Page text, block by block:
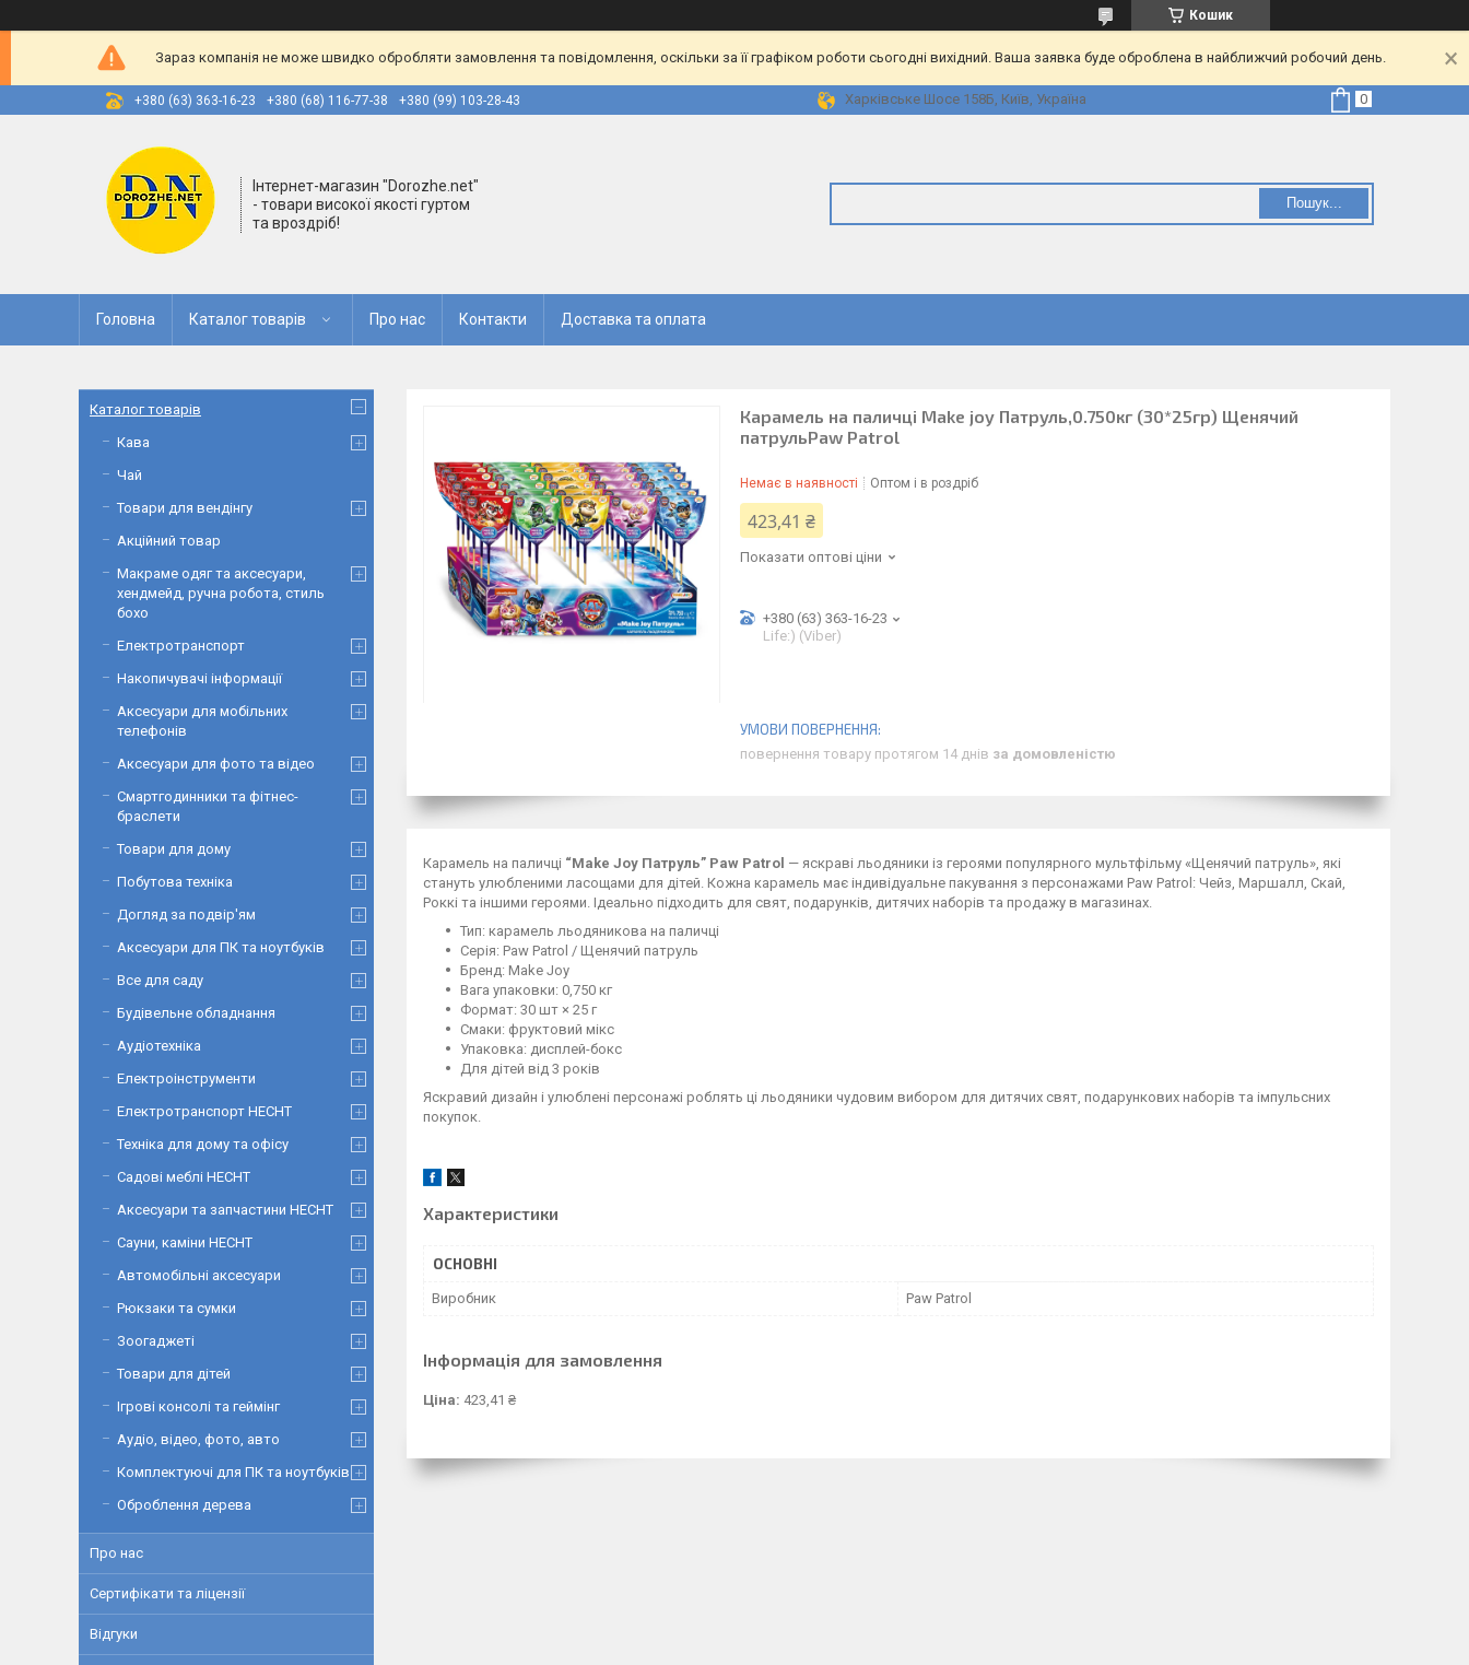
Кошик
Зараз компанія не може швидко обробляти замовлення та повідомлення, оскільки за її графіком роботи сьогодні вихідний. Ваша заявка буде оброблена в найближчий робочий день.
+380 (63) 363-16-23 +380 (68) 116-77-38 +380 (99) 103-28-43 Харківське Шосе 158Б, Київ, Україна
Інтернет-магазин "Dorozhe.net"
- товари високої якості гуртом
та вроздріб!
Пошук...
Головна Каталог товарів Про нас Контакти Доставка та оплата
Карамель на паличці Make joy Патруль,0.750кг (30*25гр) Щенячий
патрульPaw Patrol
Немає в наявності Оптом і в роздріб
423,41 ₴
Показати оптові ціни
+380 (63) 363-16-23
Life:) (Viber)
повернення товару протягом 14 днів за домовленістю
Карамель на паличці “Make Joy Патруль” Paw Patrol — яскраві льодяники із героями популярного мультфільму «Щенячий патруль», які
стануть улюбленими ласощами для дітей. Кожна карамель має індивідуальне пакування з персонажами Paw Patrol: Чейз, Маршалл, Скай,
Роккі та іншими героями. Ідеально підходить для свят, подарунків, дитячих наборів та продажу в магазинах.
Тип: карамель льодяникова на паличці
Серія: Paw Patrol / Щенячий патруль
Бренд: Make Joy
Вага упаковки: 0,750 кг
Формат: 30 шт × 25 г
Смаки: фруктовий мікс
Упаковка: дисплей-бокс
Для дітей від 3 років
Яскравий дизайн і улюблені персонажі роблять ці льодяники чудовим вибором для дитячих свят, подарункових наборів та імпульсних
покупок.
Характеристики
ОСНОВНІ
Виробник Paw Patrol
Інформація для замовлення
Ціна: 423,41 ₴
Каталог товарів
Кава
Чай
Товари для вендінгу
Акційний товар
Макраме одяг та аксесуари,
хендмейд, ручна робота, стиль
бохо
Електротранспорт
Накопичувачі інформації
Аксесуари для мобільних
телефонів
Аксесуари для фото та відео
Смартгодинники та фітнес-
браслети
Товари для дому
Побутова техніка
Догляд за подвір'ям
Аксесуари для ПК та ноутбуків
Все для саду
Будівельне обладнання
Аудіотехніка
Електроінструменти
Електротранспорт HECHT
Техніка для дому та офісу
Садові меблі HECHT
Аксесуари та запчастини HECHT
Сауни, каміни HECHT
Автомобільні аксесуари
Рюкзаки та сумки
Зоогаджеті
Товари для дітей
Ігрові консолі та геймінг
Аудіо, відео, фото, авто
Комплектуючі для ПК та ноутбуків
Оброблення дерева
Про нас
Сертифікати та ліцензії
Відгуки